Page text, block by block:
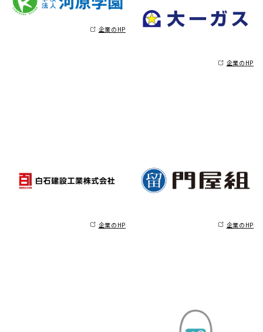
企業のHP
企業のHP
企業のHP 企業のHP